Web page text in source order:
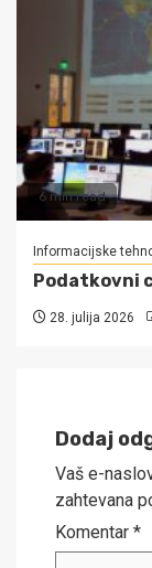
6 min read
Informacijske
Podatkovni
28. julija 2026
Dodaj
Vaš e-
zahtevana
Komentar *